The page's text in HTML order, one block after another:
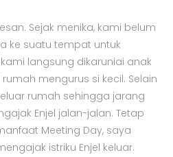
Sejak menika, kami belum
ke suatu tempat untuk
langsung dikaruniai anak
mengurus si kecil. Selain
rumah sehingga jarang
Enjel jalan-jalan. Tetap
Meeting Day, saya
istriku Enjel keluar.